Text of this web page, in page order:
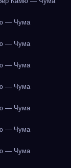
— Чума
— Чума
— Чума
— Чума
— Чума
— Чума
— Чума